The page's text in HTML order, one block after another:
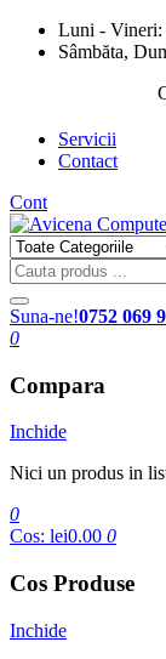
Luni - Vineri:
Sâmbăta,
Servicii
Contact
Cont
Suna-ne!0752 069
0
Compara
Inchide
Nici un produs in
0
Cos: lei0.00 0
Cos Produse
Inchide